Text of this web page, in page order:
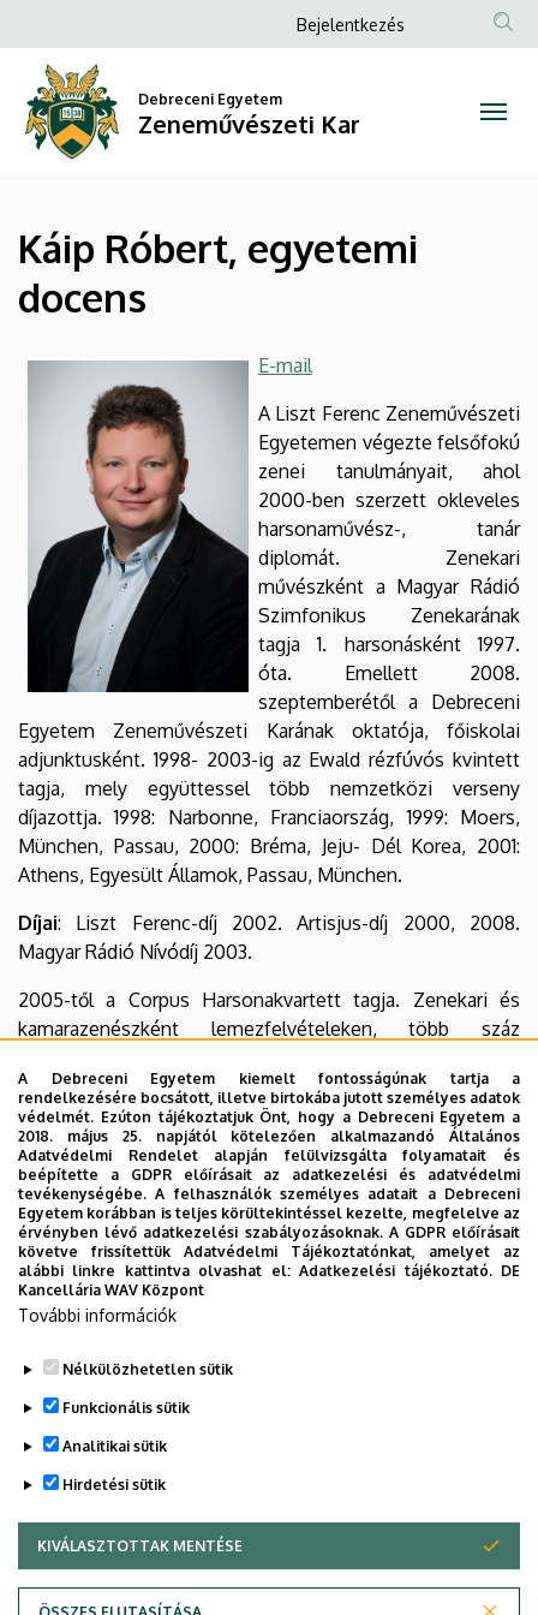
Róbert,
egyetemi
docens
Zeneművészeti
Kar
a
tartalomra
Anonim
menüje
Bejelentkezés
Debreceni Egyetem
Zeneművészeti Kar
Káip Róbert, egyetemi
docens
E-mail
A Liszt Ferenc Zeneművészeti
Egyetemen végezte felsőfokú
zenei tanulmányait, ahol
2000-ben szerzett okleveles
harsonaművész-, tanár
diplomát. Zenekari
művészként a Magyar Rádió
Szimfonikus Zenekarának
tagja 1. harsonásként 1997.
óta. Emellett 2008.
szeptemberétől a Debreceni
Egyetem Zeneművészeti Karának oktatója, főiskolai
adjunktusként. 1998- 2003-ig az Ewald rézfúvós kvintett
tagja, mely együttessel több nemzetközi verseny
díjazottja. 1998: Narbonne, Franciaország, 1999: Moers,
München, Passau, 2000: Bréma, Jeju- Dél Korea, 2001:
Athens, Egyesült Államok, Passau, München.
Díjai: Liszt Ferenc-díj 2002. Artisjus-díj 2000, 2008.
Magyar Rádió Nívódíj 2003.
2005-től a Corpus Harsonakvartett tagja. Zenekari és
kamarazenészként lemezfelvételeken, több száz
Harsonaalapítvány által rendezett harsona-versenyen I.
díjat nyert. Később, 2004-ben ugyanezen a versenyen
zsűritagnak kérték fel. Az angol Michael Rath harsonaépítő
mester által támogatott, mesterhangszereinek
magyarországi megismertetésére felkért harsonaművész.
Kurzusokat tart, koncerteken lép fel Angliában a Rath
manufaktúra felkérésére.
A Bartók Rádió Arckép című műsorában 2021. június 4-én
Legutóbbi frissítés: 2025. 09. 02. 09:09
A Debreceni Egyetem kiemelt fontosságúnak tartja a
rendelkezésére bocsátott, illetve birtokába jutott személyes adatok
védelmét. Ezúton tájékoztatjuk Önt, hogy a Debreceni Egyetem a
2018. május 25. napjától kötelezően alkalmazandó Általános
Adatvédelmi Rendelet alapján felülvizsgálta folyamatait és
beépítette a GDPR előírásait az adatkezelési és adatvédelmi
tevékenységébe. A felhasználók személyes adatait a Debreceni
Egyetem korábban is teljes körültekintéssel kezelte, megfelelve az
érvényben lévő adatkezelési szabályozásoknak. A GDPR előírásait
követve frissítettük Adatvédelmi Tájékoztatónkat, amelyet az
alábbi linkre kattintva olvashat el:Adatkezelési tájékoztató. DE
Kancellária WAV Központ
További információk
Nélkülözhetetlen sütik
Funkcionális sütik
Analitikai sütik
Hirdetési sütik
KIVÁLASZTOTTAK MENTÉSE
ÖSSZES ELUTASÍTÁSA
WITHDRAW CONSENT